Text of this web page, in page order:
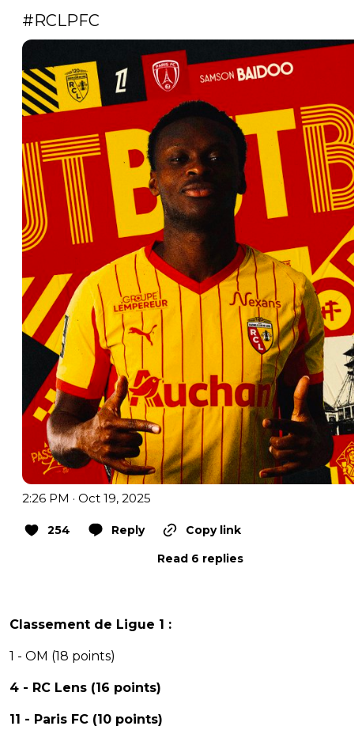
#RCLPFC
2:26 PM · Oct 19, 2025
254 Reply
Copy link
Read 6 replies
Classement de Ligue 1 :
1 - OM (18 points)
4 - RC Lens (16 points)
11 - Paris FC (10 points)